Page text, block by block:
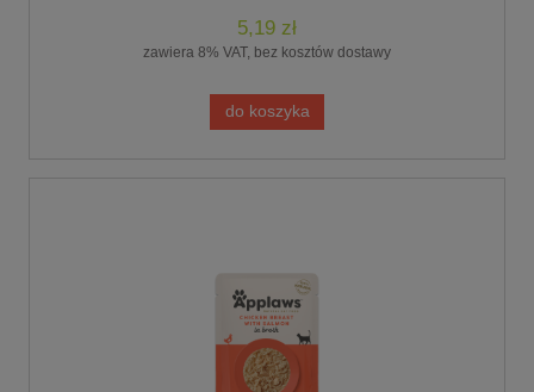
5,19 zł
zawiera 8% VAT, bez kosztów dostawy
do koszyka